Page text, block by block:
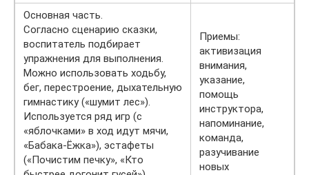
Основная часть.
Согласно сценарию сказки,
воспитатель подбирает
упражнения для выполнения.
Можно использовать ходьбу,
бег, перестроение, дыхательную
гимнастику («шумит лес»).
Используется ряд игр (с
«яблочками» в ход идут мячи,
«Бабака-Ёжка»), эстафеты
(«Почистим печку», «Кто
Приемы:
активизация
внимания,
указание,
помощь
инструктора,
напоминание,
команда,
разучивание
новых